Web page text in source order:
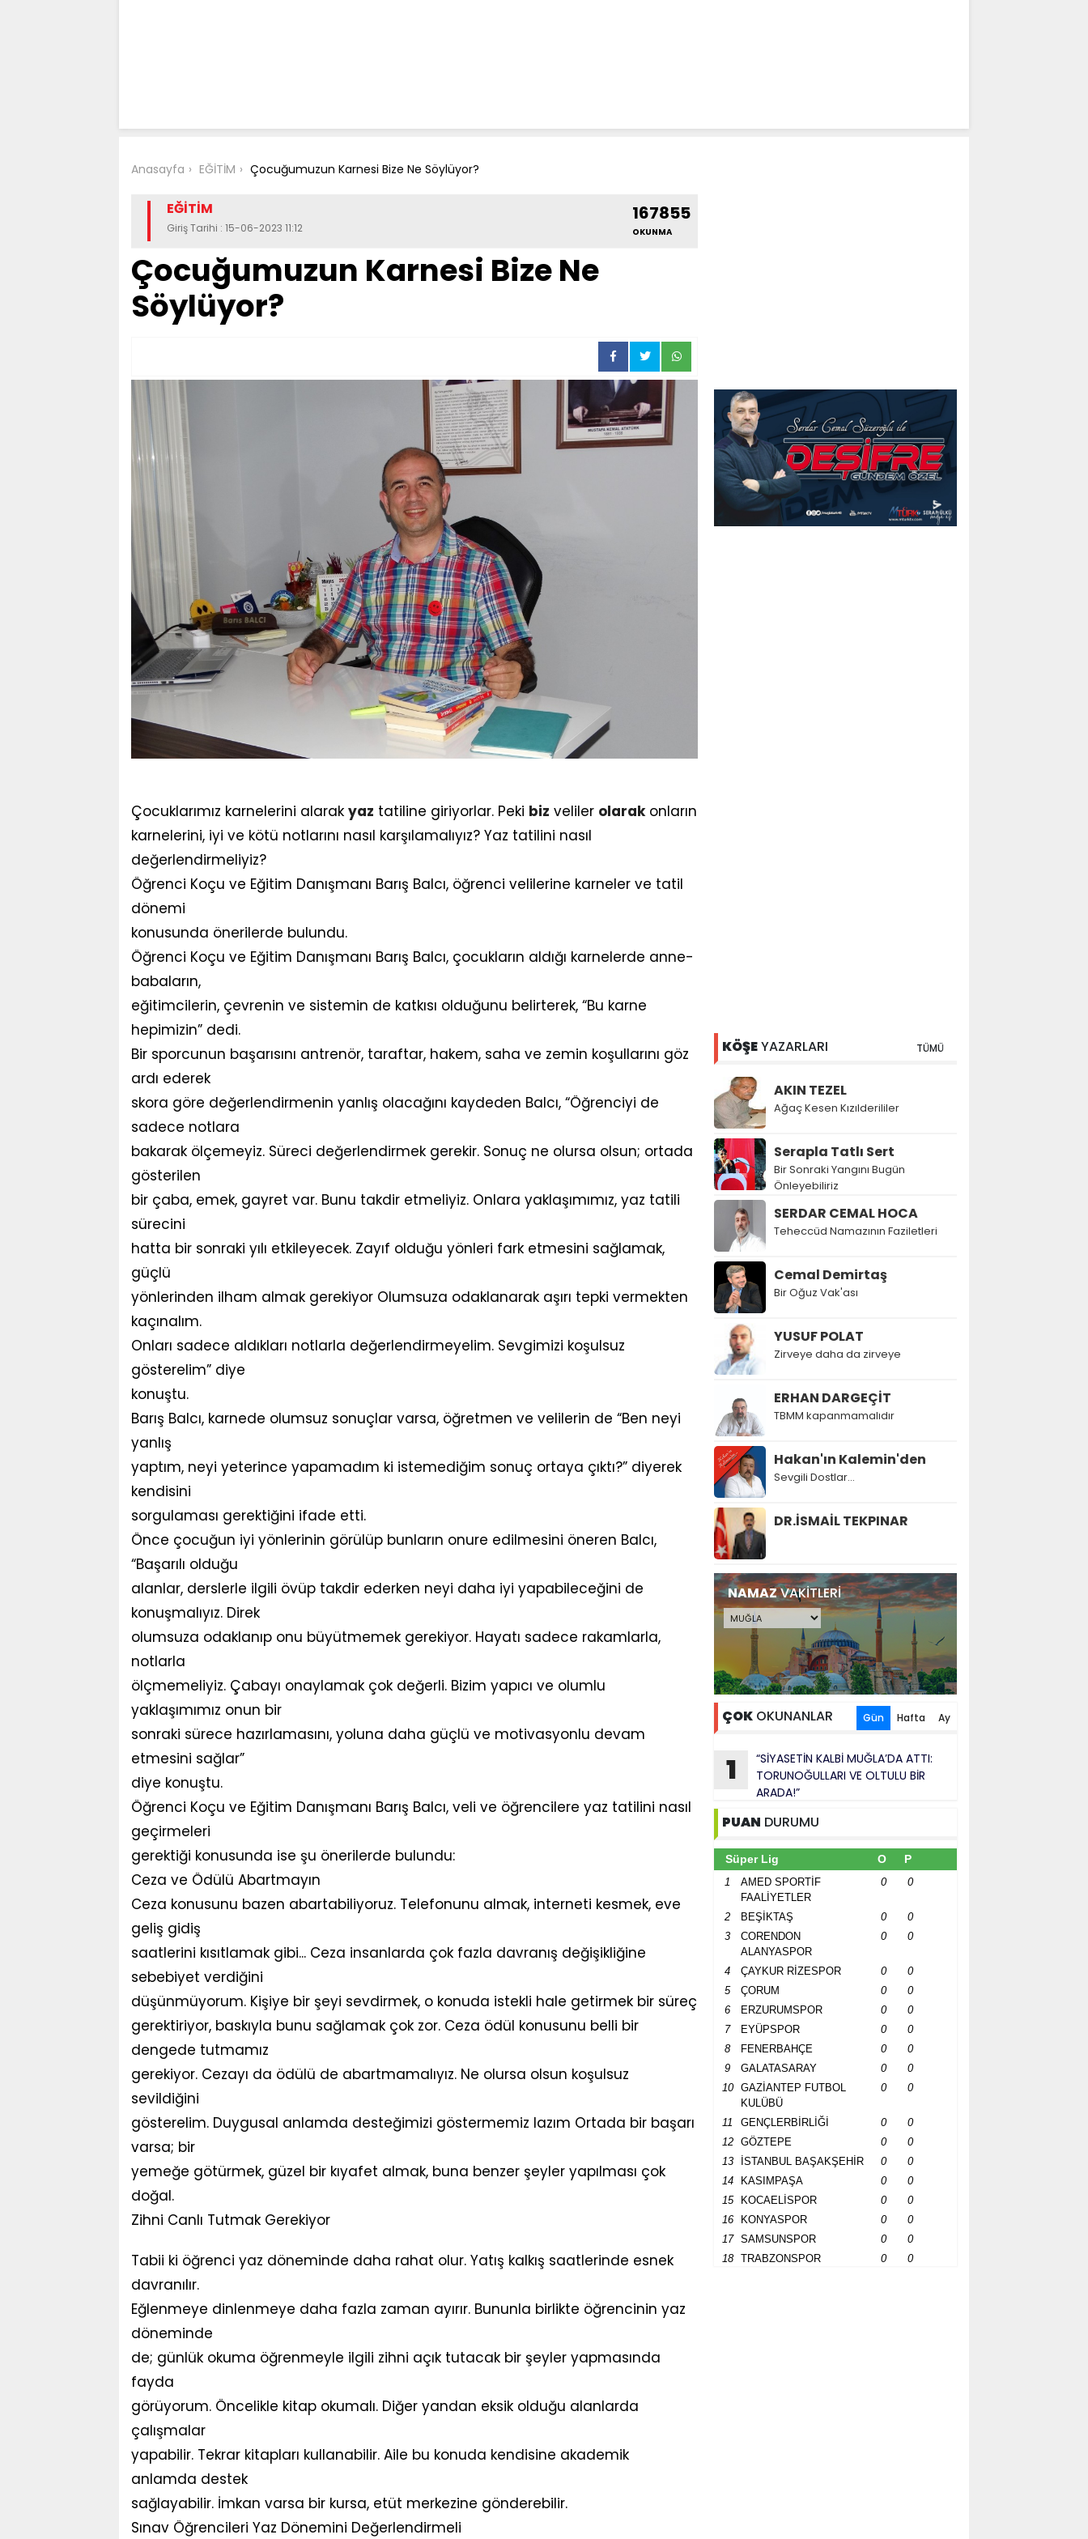
Anasayfa EĞİTİM Çocuğumuzun Karnesi Bize Ne Söylüyor?
EĞİTİM
Giriş Tarihi : 15-06-2023 11:12
167855
OKUNMA
Çocuğumuzun Karnesi Bize Ne
Söylüyor?
Çocuklarımız karnelerini alarak yaz tatiline giriyorlar. Peki biz veliler olarakonların
karnelerini, iyi ve kötü notlarını nasıl karşılamalıyız? Yaz tatilini nasıl
değerlendirmeliyiz?
Öğrenci Koçu ve Eğitim Danışmanı Barış Balcı, öğrenci velilerine karneler ve tatil
dönemi
konusunda önerilerde bulundu.
Öğrenci Koçu ve Eğitim Danışmanı Barış Balcı, çocukların aldığı karnelerde anne-
babaların,
eğitimcilerin, çevrenin ve sistemin de katkısı olduğunu belirterek, “Bu karne
hepimizin” dedi.
Bir sporcunun başarısını antrenör, taraftar, hakem, saha ve zemin koşullarını göz
ardı ederek
skora göre değerlendirmenin yanlış olacağını kaydeden Balcı, “Öğrenciyi de
sadece notlara
bakarak ölçemeyiz. Süreci değerlendirmek gerekir. Sonuç ne olursa olsun; ortada
gösterilen
bir çaba, emek, gayret var. Bunu takdir etmeliyiz. Onlara yaklaşımımız, yaz tatili
sürecini
hatta bir sonraki yılı etkileyecek. Zayıf olduğu yönleri fark etmesini sağlamak,
güçlü
yönlerinden ilham almak gerekiyor Olumsuza odaklanarak aşırı tepki vermekten
kaçınalım.
Onları sadece aldıkları notlarla değerlendirmeyelim. Sevgimizi koşulsuz
gösterelim” diye
konuştu.
Barış Balcı, karnede olumsuz sonuçlar varsa, öğretmen ve velilerin de “Ben neyi
yanlış
yaptım, neyi yeterince yapamadım ki istemediğim sonuç ortaya çıktı?” diyerek
kendisini
sorgulaması gerektiğini ifade etti.
Önce çocuğun iyi yönlerinin görülüp bunların onure edilmesini öneren Balcı,
“Başarılı olduğu
alanlar, derslerle ilgili övüp takdir ederken neyi daha iyi yapabileceğini de
konuşmalıyız. Direk
olumsuza odaklanıp onu büyütmemek gerekiyor. Hayatı sadece rakamlarla,
notlarla
ölçmemeliyiz. Çabayı onaylamak çok değerli. Bizim yapıcı ve olumlu
yaklaşımımız onun bir
sonraki sürece hazırlamasını, yoluna daha güçlü ve motivasyonlu devam
etmesini sağlar”
diye konuştu.
Öğrenci Koçu ve Eğitim Danışmanı Barış Balcı, veli ve öğrencilere yaz tatilini nasıl
geçirmeleri
gerektiği konusunda ise şu önerilerde bulundu:
Ceza ve Ödülü Abartmayın
Ceza konusunu bazen abartabiliyoruz. Telefonunu almak, interneti kesmek, eve
geliş gidiş
saatlerini kısıtlamak gibi... Ceza insanlarda çok fazla davranış değişikliğine
sebebiyet verdiğini
düşünmüyorum. Kişiye bir şeyi sevdirmek, o konuda istekli hale getirmek bir süreç
gerektiriyor, baskıyla bunu sağlamak çok zor. Ceza ödül konusunu belli bir
dengede tutmamız
gerekiyor. Cezayı da ödülü de abartmamalıyız. Ne olursa olsun koşulsuz
sevildiğini
gösterelim. Duygusal anlamda desteğimizi göstermemiz lazım Ortada bir başarı
varsa; bir
yemeğe götürmek, güzel bir kıyafet almak, buna benzer şeyler yapılması çok
doğal.
Zihni Canlı Tutmak Gerekiyor
Tabii ki öğrenci yaz döneminde daha rahat olur. Yatış kalkış saatlerinde esnek
davranılır.
Eğlenmeye dinlenmeye daha fazla zaman ayırır. Bununla birlikte öğrencinin yaz
döneminde
de; günlük okuma öğrenmeyle ilgili zihni açık tutacak bir şeyler yapmasında
fayda
görüyorum. Öncelikle kitap okumalı. Diğer yandan eksik olduğu alanlarda
çalışmalar
yapabilir. Tekrar kitapları kullanabilir. Aile bu konuda kendisine akademik
anlamda destek
sağlayabilir. İmkan varsa bir kursa, etüt merkezine gönderebilir.
Sınav Öğrencileri Yaz Dönemini Değerlendirmeli
KÖŞEYAZARLARI TÜMÜ
AKIN TEZEL
Ağaç Kesen Kızılderililer
Serapla Tatlı Sert
Bir Sonraki Yangını Bugün
Önleyebiliriz
SERDAR CEMAL HOCA
Teheccüd Namazının Faziletleri
Cemal Demirtaş
Bir Oğuz Vak'ası
YUSUF POLAT
Zirveye daha da zirveye
ERHAN DARGEÇİT
TBMM kapanmamalıdır
Hakan'ın Kalemin'den
Sevgili Dostlar...
DR.İSMAİL TEKPINAR
NAMAZVAKİTLERİ
ÇOK OKUNANLAR Gün Hafta Ay
1
“SİYASETİN KALBİ MUĞLA’DA ATTI:
TORUNOĞULLARI VE OLTULU BİR
ARADA!”
PUAN DURUMU
Süper Lig O P
1
AMED SPORTİF
FAALİYETLER
0 0
2 BEŞİKTAŞ 0
0
3
CORENDON
ALANYASPOR
0 0
4 ÇAYKUR RİZESPOR 0
0
5
ÇORUM 0
0
6
ERZURUMSPOR 0
0
7
EYÜPSPOR 0
0
8
FENERBAHÇE 0
0
9
GALATASARAY 0
0
10
GAZİANTEP FUTBOL
KULÜBÜ
0 0
11 GENÇLERBİRLİĞİ 0
0
12
GÖZTEPE 0
0
13
İSTANBUL BAŞAKŞEHİR 0
0
14
KASIMPAŞA 0
0
15
KOCAELİSPOR 0
0
16
KONYASPOR 0
0
17
SAMSUNSPOR 0
0
18
TRABZONSPOR 0 0